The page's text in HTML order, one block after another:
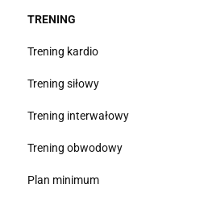
TRENING
Trening kardio
Trening siłowy
Trening interwałowy
Trening obwodowy
Plan minimum